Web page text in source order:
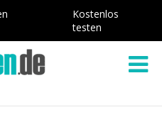
Kostenlos
testen